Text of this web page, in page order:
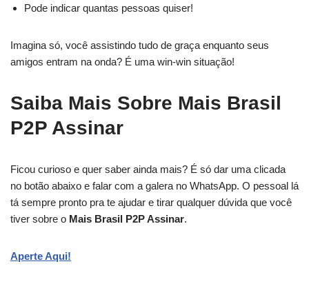
Pode indicar quantas pessoas quiser!
Imagina só, você assistindo tudo de graça enquanto seus
amigos entram na onda? É uma win-win situação!
Saiba Mais Sobre Mais Brasil
P2P Assinar
Ficou curioso e quer saber ainda mais? É só dar uma clicada
no botão abaixo e falar com a galera no WhatsApp. O pessoal lá
tá sempre pronto pra te ajudar e tirar qualquer dúvida que você
tiver sobre o Mais Brasil P2P Assinar.
Aperte Aqui!